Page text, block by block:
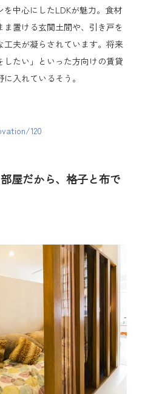
中心にしたLDKが魅力。食材
置ける玄関土間や、引き戸を
夫が凝らされています。将来
たい」といった方向けの賃貸
入れているそう。
120
屋だから、格子と布で